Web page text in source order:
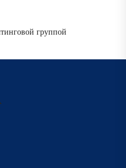
группой